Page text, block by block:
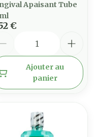
Apaisant Tube
€
Ajouter au
panier